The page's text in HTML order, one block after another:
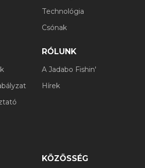
Technológia
Csónak
RÓLUNK
A Jadabo Fishin'
Hírek
KÖZÖSSÉG